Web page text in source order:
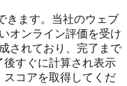
きます。当社のウェブ
オンライン評価を受け
されており、完了まで
後すぐに計算され表示
スコアを取得してくだ